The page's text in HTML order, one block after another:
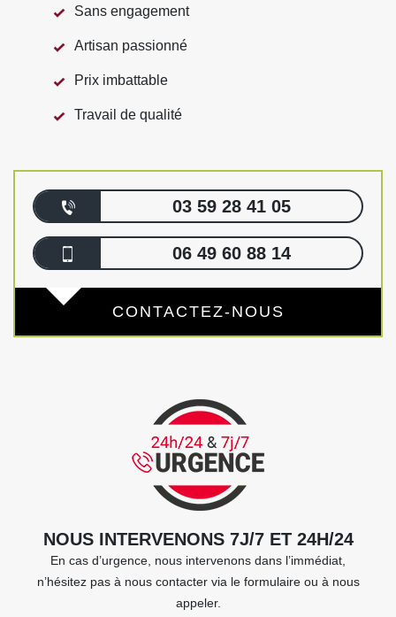
Sans engagement
Artisan passionné
Prix imbattable
Travail de qualité
03 59 28 41 05
06 49 60 88 14
CONTACTEZ-NOUS
NOUS INTERVENONS 7J/7 ET 24H/24
En cas d’urgence, nous intervenons dans l’immédiat,
n’hésitez pas à nous contacter via le formulaire ou à nous
appeler.